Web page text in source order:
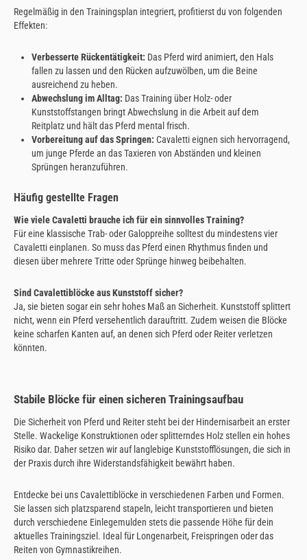
Regelmäßig in den Trainingsplan integriert, profitierst du von folgenden
Effekten:
Verbesserte Rückentätigkeit: Das Pferd wird animiert, den Hals
fallen zu lassen und den Rücken aufzuwölben, um die Beine
ausreichend zu heben.
Abwechslung im Alltag: Das Training über Holz- oder
Kunststoffstangen bringt Abwechslung in die Arbeit auf dem
Reitplatz und hält das Pferd mental frisch.
Vorbereitung auf das Springen: Cavaletti eignen sich hervorragend,
um junge Pferde an das Taxieren von Abständen und kleinen
Sprüngen heranzuführen.
Häufig gestellte Fragen
Wie viele Cavaletti brauche ich für ein sinnvolles Training?
Für eine klassische Trab- oder Galoppreihe solltest du mindestens vier
Cavaletti einplanen. So muss das Pferd einen Rhythmus finden und
diesen über mehrere Tritte oder Sprünge hinweg beibehalten.
Sind Cavalettiblöcke aus Kunststoff sicher?
Ja, sie bieten sogar ein sehr hohes Maß an Sicherheit. Kunststoff splittert
nicht, wenn ein Pferd versehentlich darauftritt. Zudem weisen die Blöcke
keine scharfen Kanten auf, an denen sich Pferd oder Reiter verletzen
könnten.
Stabile Blöcke für einen sicheren Trainingsaufbau
Die Sicherheit von Pferd und Reiter steht bei der Hindernisarbeit an erster
Stelle. Wackelige Konstruktionen oder splitterndes Holz stellen ein hohes
Risiko dar. Daher setzen wir auf langlebige Kunststofflösungen, die sich in
der Praxis durch ihre Widerstandsfähigkeit bewährt haben.
Entdecke bei uns Cavalettiblöcke in verschiedenen Farben und Formen.
Sie lassen sich platzsparend stapeln, leicht transportieren und bieten
durch verschiedene Einlegemulden stets die passende Höhe für dein
aktuelles Trainingsziel. Ideal für Longenarbeit, Freispringen oder das
Reiten von Gymnastikreihen.